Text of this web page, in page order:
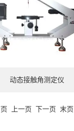
动态接触角测定仪
上一页 下一页 末